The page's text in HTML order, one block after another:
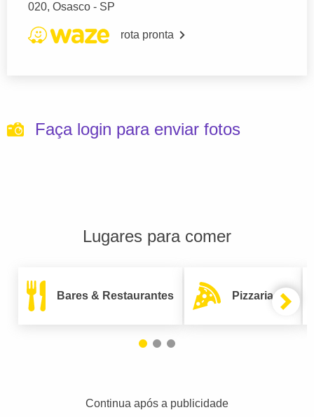
020, Osasco - SP
rota pronta
Faça login para enviar fotos
Lugares para comer
Bares & Restaurantes Pizzarias
Continua após a publicidade